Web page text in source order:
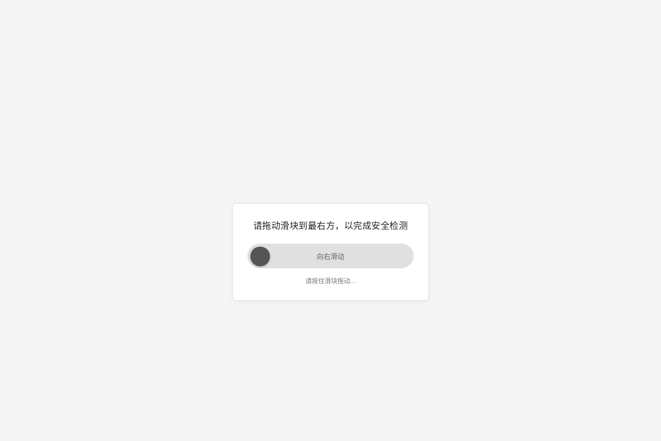
请拖动滑块到最右方，以完成安全检测
向右滑动
请按住滑块拖动...